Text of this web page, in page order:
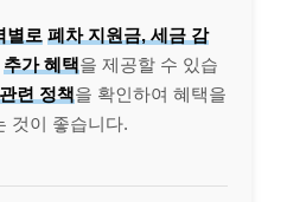
별로 폐차 지원금, 세금 감
추가 혜택을 제공할 수 있습
련 정책을 확인하여 혜택을
것이 좋습니다.